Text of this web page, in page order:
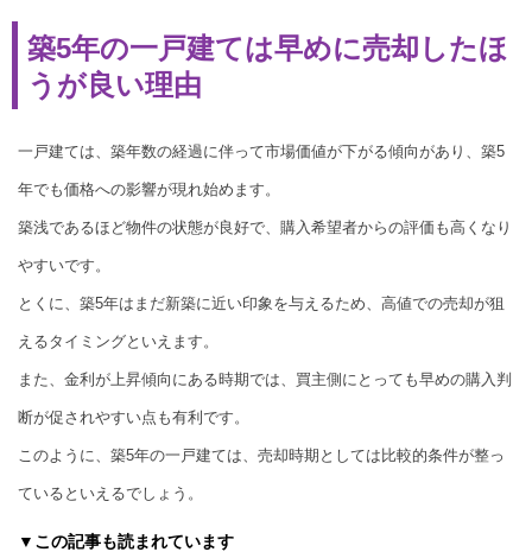
築5年の一戸建ては早めに売却したほ
うが良い理由
一戸建ては、築年数の経過に伴って市場価値が下がる傾向があり、築5
年でも価格への影響が現れ始めます。
築浅であるほど物件の状態が良好で、購入希望者からの評価も高くなり
やすいです。
とくに、築5年はまだ新築に近い印象を与えるため、高値での売却が狙
えるタイミングといえます。
また、金利が上昇傾向にある時期では、買主側にとっても早めの購入判
断が促されやすい点も有利です。
このように、築5年の一戸建ては、売却時期としては比較的条件が整っ
ているといえるでしょう。
▼この記事も読まれています